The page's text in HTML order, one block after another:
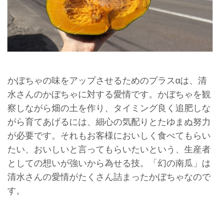
かぼちゃの味をアップさせるためのプラスαは、清
水さんのかぼちゃに対する愛情です。かぼちゃを観
察しながら畑の土を作り、タイミング良く追肥しな
がら育てあげるには、細心の気配りとたゆまぬ努力
が必要です。それもお客様においしく食べてもらい
たい、おいしいと言ってもらいたいという、生産者
としての想いが強いから為せる技。「幻の南瓜」は
清水さんの愛情がたくさん詰まったかぼちゃなので
す。